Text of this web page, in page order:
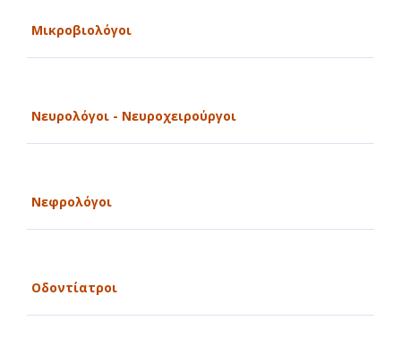
Μικροβιολόγοι
Νευρολόγοι - Νευροχειρούργοι
Νεφρολόγοι
Οδοντίατροι